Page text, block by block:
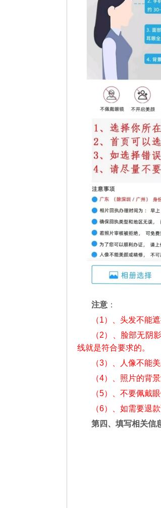
注意 ：
（1）、头发不能
（2）、脸部无阴
线就是符合要求的。
（3）、人像不能
（4）、照片的背
（5）、不要佩戴
（6）、如需要退
第四、填写相关信